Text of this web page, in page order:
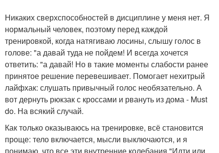
Никаких сверхспособностей в дисциплине у меня нет. Я
нормальный человек, поэтому перед каждой
тренировкой, когда натягиваю лосины, слышу голос в
голове: "а давай туда не пойдем! И всегда хочется
ответить: "а давай! Но в такие моменты слабости ранее
принятое решение перевешивает. Помогает нехитрый
лайфхак: слушать привычный голос необязательно. А
вот дернуть рюкзак с кроссами и рвануть из дома - Must
do. На всякий случай.
Как только оказываюсь на тренировке, всё становится
проще: тело включается, мысли выключаются, и я
понимаю, что все эти внутренние колебания "Идти или